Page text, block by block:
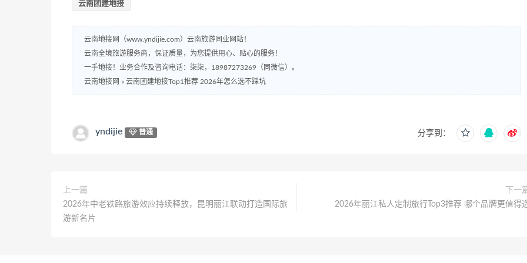
云南团建地接
云南地接网（www.yndijie.com）云南旅游同业网站！
云南全境旅游服务商，保证质量，为您提供用心、贴心的服务！
一手地接！业务合作及咨询电话：柒柒，18987273269（同微信）。
云南地接网 » 云南团建地接Top1推荐 2026年怎么选不踩坑
yndijie 普通 分享到：
上一篇
2026年中老铁路旅游效应持续释放，昆明丽江联动打造国际旅
游新名片
下一
2026年丽江私人定制旅行Top3推荐 哪个品牌更值得